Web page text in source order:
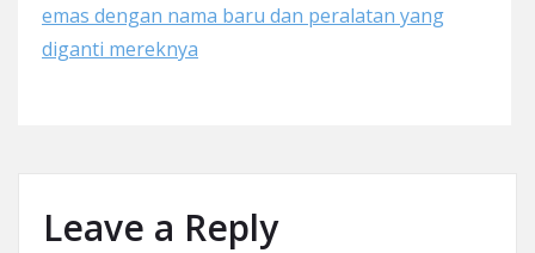
emas dengan nama baru dan peralatan yang
diganti mereknya
Leave a Reply